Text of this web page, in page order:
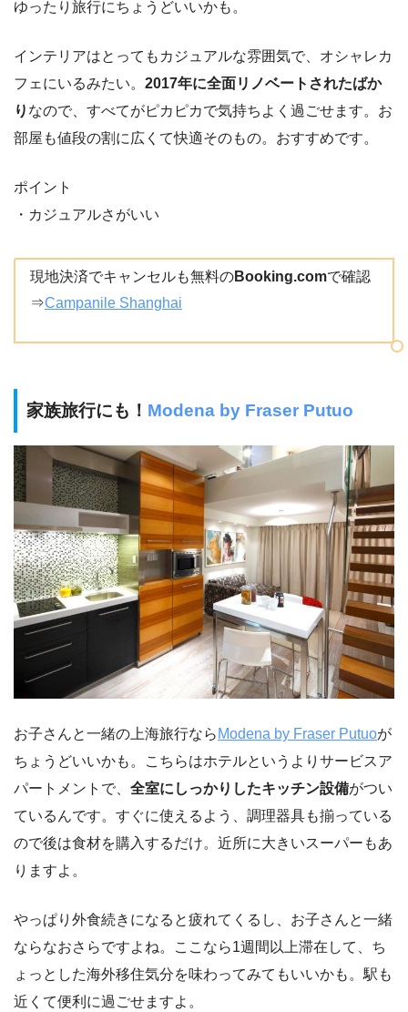
ゆったり旅行にちょうどいいかも。
インテリアはとってもカジュアルな雰囲気で、オシャレカ
フェにいるみたい。 2017年に全面リノベートされたばか
り なので、すべてがピカピカで気持ちよく過ごせます。お
部屋も値段の割に広くて快適そのもの。おすすめです。
ポイント
・カジュアルさがいい
現地決済でキャンセルも無料のBooking.comで確認
⇒Campanile Shanghai
家族旅行にも！ Modena by Fraser Putuo
お子さんと一緒の上海旅行なら Modena by Fraser Putuoが
ちょうどいいかも。こちらはホテルというよりサービスア
パートメントで、 全室にしっかりしたキッチン設備がつい
ているんです。すぐに使えるよう、調理器具も揃っている
ので後は食材を購入するだけ。近所に大きいスーパーもあ
りますよ。
やっぱり外食続きになると疲れてくるし、お子さんと一緒
ならなおさらですよね。ここなら1週間以上滞在して、ち
ょっとした海外移住気分を味わってみてもいいかも。駅も
近くて便利に過ごせますよ。